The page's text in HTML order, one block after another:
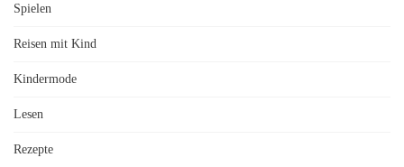
Spielen
Reisen mit Kind
Kindermode
Lesen
Rezepte